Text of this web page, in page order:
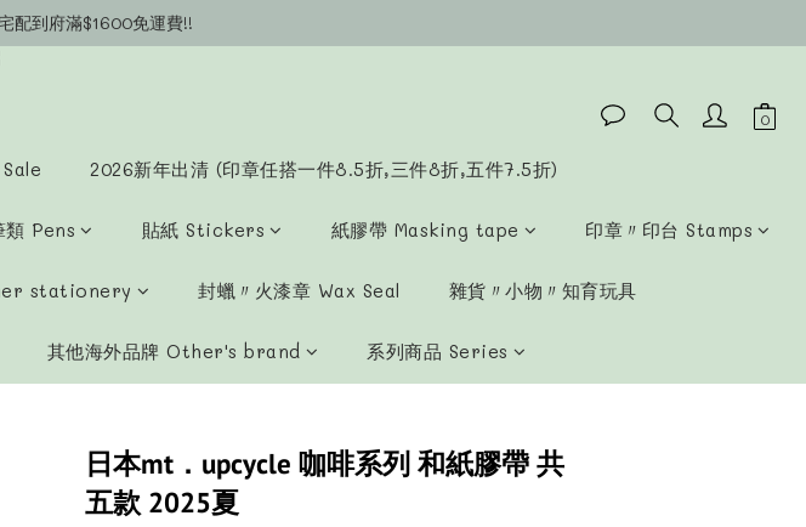
即可獲得購物金$20!!!
配到府滿$1600免運費!!
可獲得購物金$20!!!
2026新年出清 (印章任搭一件8.5折,三件8折,五件7.5折)
類 Pens 貼紙 Stickers 紙膠帶 Masking tape 印章〃印台 Stamps
stationery 封蠟〃火漆章 Wax Seal 雜貨〃小物〃知育玩具
其他海外品牌 Other's brand 系列商品 Series
日本mt．upcycle 咖啡系列 和紙膠帶 共
五款 2025夏